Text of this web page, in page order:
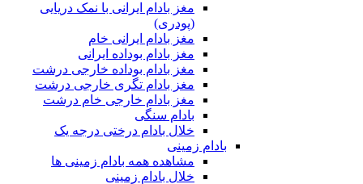
مغز بادام ایرانی با نمک دریایی
(پودری)
مغز بادام ایرانی خام
مغز بادام بوداده ایرانی
مغز بادام بوداده خارجی درشت
مغز بادام تگری خارجی درشت
مغز بادام خارجی خام درشت
بادام سنگی
خلال بادام درختی درجه یک
بادام زمینی
مشاهده همه بادام زمینی ها
خلال بادام زمینی